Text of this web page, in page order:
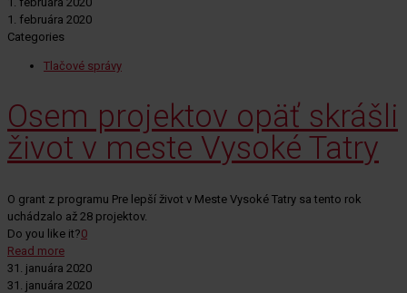
1. februára 2020
Categories
Tlačové správy
Osem projektov opäť skrášli
život v meste Vysoké Tatry
O grant z programu Pre lepší život v Meste Vysoké Tatry sa tento rok
uchádzalo až 28 projektov.
Do you like it?0
Read more
31. januára 2020
31. januára 2020